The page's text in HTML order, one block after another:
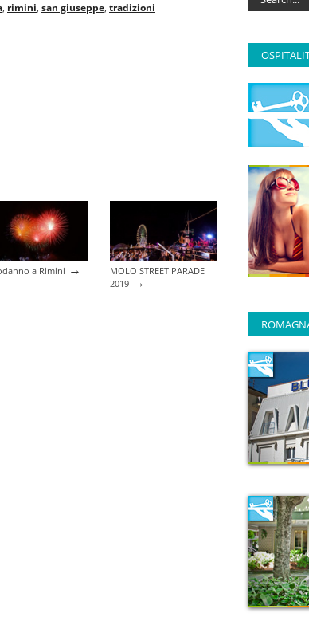
rimini san giuseppe tradizioni
a Rimini →
MOLO STREET PARADE
2019 →